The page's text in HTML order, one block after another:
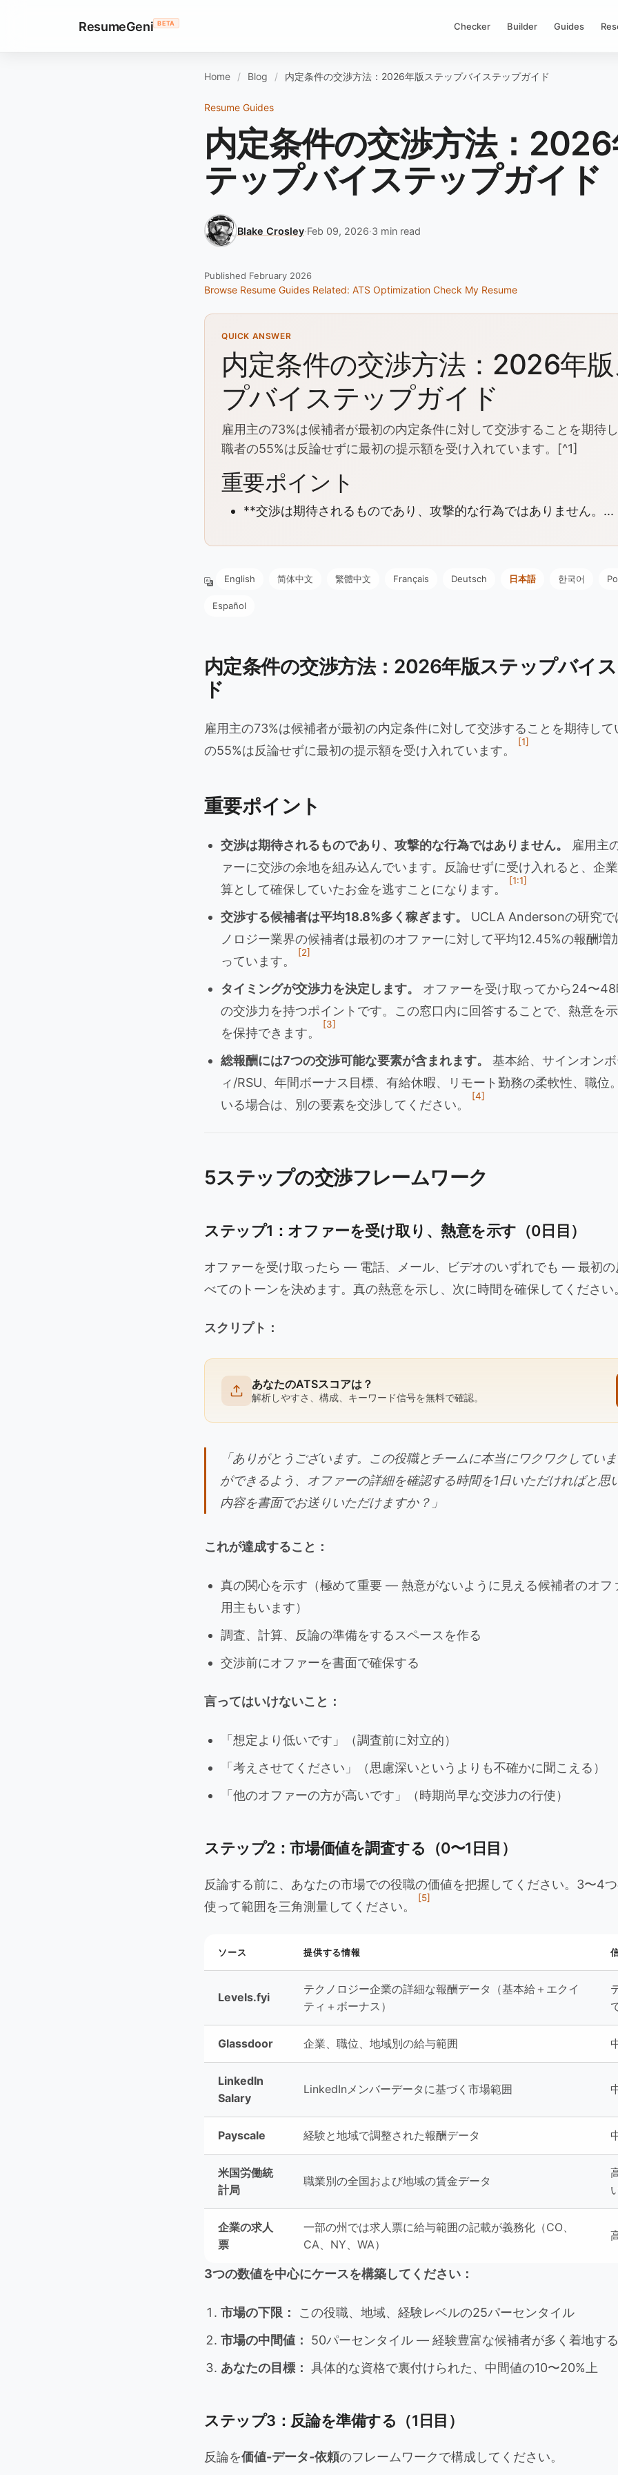
ResumeGeni BETA Checker Builder Guides
Home Blog 内定条件の交渉方法：2026年版ステップバイステップガイド
Resume Guides
内定条件の交渉方法：
テップバイステップガイド
Blake Crosley·Feb 09, 2026·3 min read
Published February 2026
Browse Resume Guides Related: ATS Optimization Check My Resume
QUICK ANSWER
内定条件の交渉方法：2026年
プバイステップガイド
雇用主の73%は候補者が最初の内定条件に対して交渉することを期待
職者の55%は反論せずに最初の提示額を受け入れています。[^1]
重要ポイント
**交渉は期待されるものであり、攻撃的な行為ではありません。...
English 简体中文 繁體中文 Français Deutsch 日本語 한국어
Español
内定条件の交渉方法：2026年版ステップバイ
ド
雇用主の73%は候補者が最初の内定条件に対して交渉することを期待し
の55%は反論せずに最初の提示額を受け入れています。
[1]
重要ポイント
交渉は期待されるものであり、攻撃的な行為ではありません。
雇用主
ァーに交渉の余地を組み込んでいます。反論せずに受け入れると、企
算として確保していたお金を逃すことになります。
[1:1]
交渉する候補者は平均18.8%多く稼ぎます。
UCLA Andersonの研究で
ノロジー業界の候補者は最初のオファーに対して平均12.45%の報酬増
っています。
[2]
タイミングが交渉力を決定します。
オファーを受け取ってから24〜
の交渉力を持つポイントです。この窓口内に回答することで、熱意を
を保持できます。
[3]
総報酬には7つの交渉可能な要素が含まれます。
基本給、サインオン
ィ/RSU、年間ボーナス目標、有給休暇、リモート勤務の柔軟性、職位
いる場合は、別の要素を交渉してください。
[4]
5ステップの交渉フレームワーク
ステップ1：オファーを受け取り、熱意を示す（0日目）
オファーを受け取ったら — 電話、メール、ビデオのいずれでも — 最初の
べてのトーンを決めます。真の熱意を示し、次に時間を確保してください
スクリプト：
あなたのATSスコアは？
解析しやすさ、構成、キーワード信号を無料で確認。
「ありがとうございます。この役職とチームに本当にワクワクしてい
ができるよう、オファーの詳細を確認する時間を1日いただければと思
内容を書面でお送りいただけますか？」
これが達成すること：
真の関心を示す（極めて重要 — 熱意がないように見える候補者のオフ
用主もいます）
調査、計算、反論の準備をするスペースを作る
交渉前にオファーを書面で確保する
言ってはいけないこと：
「想定より低いです」（調査前に対立的）
「考えさせてください」（思慮深いというよりも不確かに聞こえる）
「他のオファーの方が高いです」（時期尚早な交渉力の行使）
ステップ2：市場価値を調査する（0〜1日目）
反論する前に、あなたの市場での役職の価値を把握してください。3〜4
使って範囲を三角測量してください。
[5]
ソース 提供する情報
Levels.fyi
テクノロジー企業の詳細な報酬データ（基本給＋エクイ
ティ＋ボーナス）
Glassdoor 企業、職位、地域別の給与範囲
LinkedIn
Salary
LinkedInメンバーデータに基づく市場範囲
Payscale 経験と地域で調整された報酬データ
米国労働統
計局
職業別の全国および地域の賃金データ
企業の求人
票
一部の州では求人票に給与範囲の記載が義務化（CO、
CA、NY、WA）
3つの数値を中心にケースを構築してください：
市場の下限：
この役職、地域、経験レベルの25パーセンタイル
市場の中間値：
50パーセンタイル — 経験豊富な候補者が多く着地す
あなたの目標： 具体的な資格で裏付けられた、中間値の10〜20%上
ステップ3：反論を準備する（1日目）
反論を価値-データ-依頼のフレームワークで構成してください。